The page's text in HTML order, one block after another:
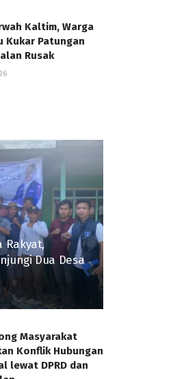
Kaltim, Warga
Kukar Patungan
Rusak
Rakyat,
Dua Desa
Masyarakat
Konflik Hubungan
lewat DPRD dan